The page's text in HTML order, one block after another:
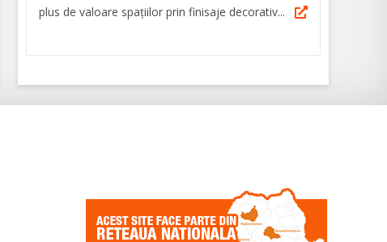
plus de valoare spaţiilor prin finisaje decorativ...